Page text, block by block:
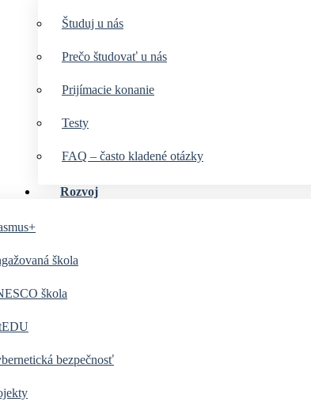
Študuj u nás
Prečo študovať u nás
Prijímacie konanie
Testy
FAQ – často kladené otázky
Rozvoj
škola
škola
bezpečnosť